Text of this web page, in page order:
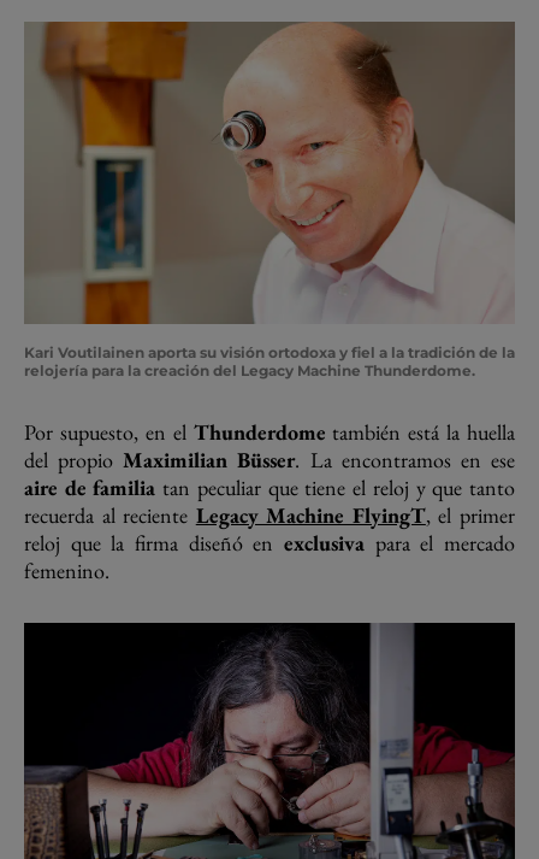
Kari Voutilainen aporta su visión ortodoxa y fiel a la tradición de la
relojería para la creación del Legacy Machine Thunderdome.
Por supuesto, en el Thunderdometambién está la huella
del propioMaximilian Büsser. La encontramos en ese
aire de familia tan peculiar que tiene el reloj y que tanto
recuerda al reciente Legacy Machine FlyingT, el primer
reloj que la firma diseñó en exclusiva para el mercado
femenino.